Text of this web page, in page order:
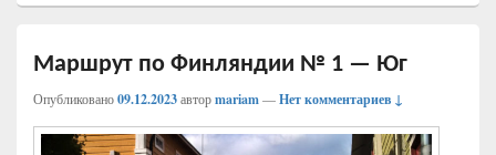
Маршрут по Финляндии № 1 — Юг
Опубликовано09.12.2023авторmariam—Нет комментариев ↓